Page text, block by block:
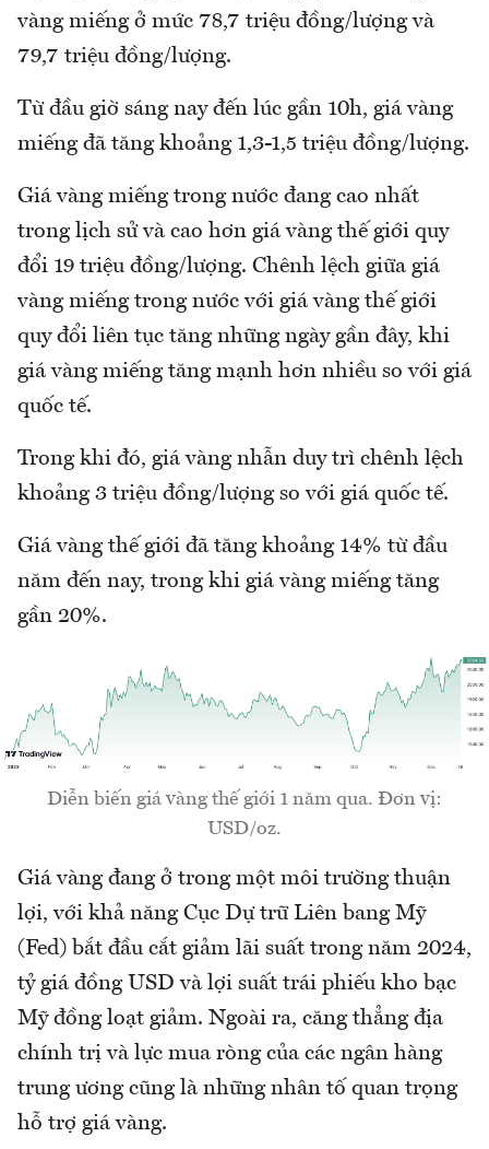
vàng miếng ở mức 78,7 triệu đồng/lượng và
79,7 triệu đồng/lượng.
Từ đầu giờ sáng nay đến lúc gần 10h, giá vàng
miếng đã tăng khoảng 1,3-1,5 triệu đồng/lượng.
Giá vàng miếng trong nước đang cao nhất
trong lịch sử và cao hơn giá vàng thế giới quy
đổi 19 triệu đồng/lượng. Chênh lệch giữa giá
vàng miếng trong nước với giá vàng thế giới
quy đổi liên tục tăng những ngày gần đây, khi
giá vàng miếng tăng mạnh hơn nhiều so với giá
quốc tế.
Trong khi đó, giá vàng nhẫn duy trì chênh lệch
khoảng 3 triệu đồng/lượng so với giá quốc tế.
Giá vàng thế giới đã tăng khoảng 14% từ đầu
năm đến nay, trong khi giá vàng miếng tăng
gần 20%.
Diễn biến giá vàng thế giới 1 năm qua. Đơn vị:
USD/oz.
Giá vàng đang ở trong một môi trường thuận
lợi, với khả năng Cục Dự trữ Liên bang Mỹ
(Fed) bắt đầu cắt giảm lãi suất trong năm 2024,
tỷ giá đồng USD và lợi suất trái phiếu kho bạc
Mỹ đồng loạt giảm. Ngoài ra, căng thẳng địa
chính trị và lực mua ròng của các ngân hàng
trung ương cũng là những nhân tố quan trọng
hỗ trợ giá vàng.